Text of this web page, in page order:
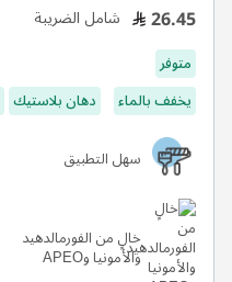
26.45 شامل الضريبة
متوفر
يخفف بالماء
دهان بلاستيك
سهل التطبيق
خالٍ من الفورمالدهيد
والأمونيا وAPEO